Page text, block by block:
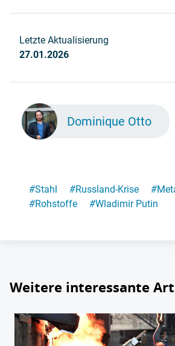
Letzte Aktualisierung
27.01.2026
Dominique Otto
#Stahl #Russland-Krise #
#Rohstoffe #Wladimir Putin
Weitere interessante